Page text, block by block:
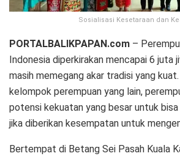
Sosialisasi Kesetaraan dan
PORTALBALIKPAPAN.com –
Indonesia diperkirakan mencapai 6 juta
masih memegang akar tradisi yang
kelompok perempuan yang lain,
potensi kekuatan yang besar untuk
jika diberikan kesempatan untuk
Bertempat di Betang Sei Pasah Kuala